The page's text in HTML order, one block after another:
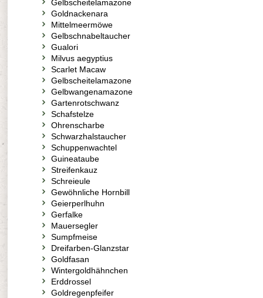
Gelbscheitelamazone
Goldnackenara
Mittelmeermöwe
Gelbschnabeltaucher
Gualori
Milvus aegyptius
Scarlet Macaw
Gelbscheitelamazone
Gelbwangenamazone
Gartenrotschwanz
Schafstelze
Ohrenscharbe
Schwarzhalstaucher
Schuppenwachtel
Guineataube
Streifenkauz
Schreieule
Gewöhnliche Hornbill
Geierperlhuhn
Gerfalke
Mauersegler
Sumpfmeise
Dreifarben-Glanzstar
Goldfasan
Wintergoldhähnchen
Erddrossel
Goldregenpfeifer